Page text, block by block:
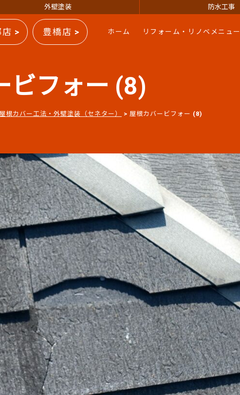
外壁塗装 防水工事
> 豊橋店 > ホーム リフォーム・リノベメニュー
ビフォー (8)
根カバー工法・外壁塗装（セネター） > 屋根カバービフォー (8)